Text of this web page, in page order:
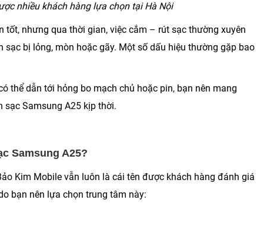
nhiều khách hàng lựa chọn tại Hà Nội
tốt, nhưng qua thời gian, việc cắm – rút sạc thường xuyên
bị lỏng, mòn hoặc gãy. Một số dấu hiệu thường gặp bao
thể dẫn tới hỏng bo mạch chủ hoặc pin, bạn nên mang
Samsung A25 kịp thời.
Samsung A25?
Kim Mobile vẫn luôn là cái tên được khách hàng đánh giá
bạn nên lựa chọn trung tâm này: